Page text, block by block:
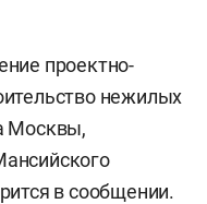
проектно-
нежилых
Москвы,
в сообщении.